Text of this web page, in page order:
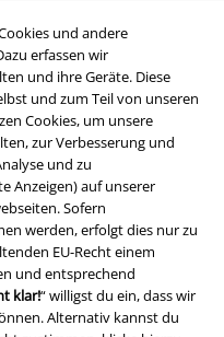
und andere
erfassen wir
und ihre Geräte. Diese
und zum Teil von unseren
Cookies, um unsere
zur Verbesserung und
und zu
Anzeigen) auf unserer
Sofern
werden, erfolgt dies nur zu
EU-Recht einem
und entsprechend
klar!“ willigst du ein, dass wir
Alternativ kannst du